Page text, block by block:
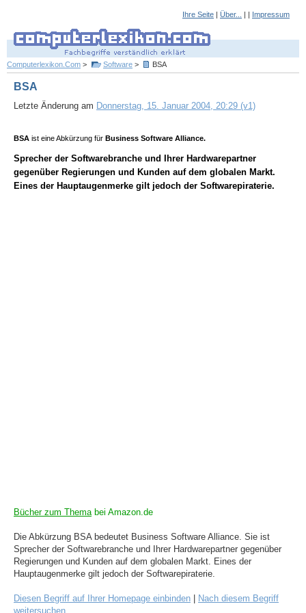
Ihre Seite | Über... | | Impressum
Computerlexikon.Com > Software > BSA
BSA
Letzte Änderung am Donnerstag, 15. Januar 2004, 20:29 (v1)
BSA ist eine Abkürzung für Business Software Alliance.
Sprecher der Softwarebranche und Ihrer Hardwarepartner
gegenüber Regierungen und Kunden auf dem globalen Markt.
Eines der Hauptaugenmerke gilt jedoch der Softwarepiraterie.
Bücher zum Themabei Amazon.de
Die Abkürzung BSA bedeutet Business Software Alliance. Sie ist
Sprecher der Softwarebranche und Ihrer Hardwarepartner gegenüber
Regierungen und Kunden auf dem globalen Markt. Eines der
Hauptaugenmerke gilt jedoch der Softwarepiraterie.
Diesen Begriff auf Ihrer Homepage einbinden
Nach diesem Begriff
weitersuchen